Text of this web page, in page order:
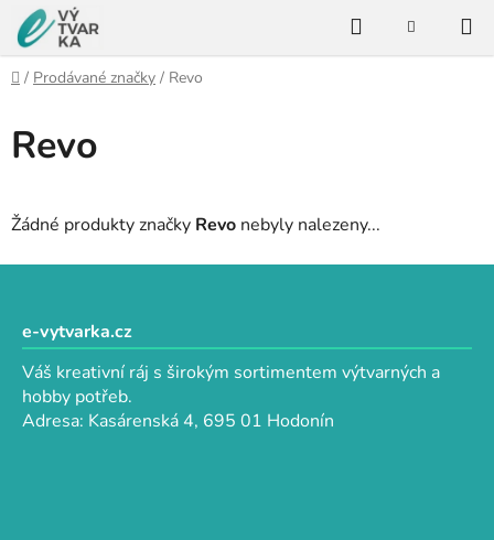
Přejít
na
obsah
HledatNÁKUPNÍ
Domů
/ Prodávané značky / Revo
Revo
Žádné produkty značky Revo nebyly nalezeny...
e-vytvarka.cz
Váš kreativní ráj s širokým sortimentem výtvarných a
hobby potřeb.
Adresa: Kasárenská 4, 695 01 Hodonín